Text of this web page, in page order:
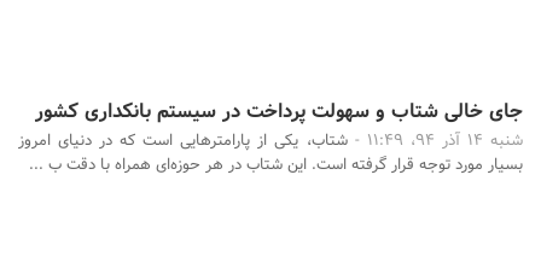
جای خالی شتاب و سهولت پرداخت در سیستم بانکداری کشور
شنبه 14 آذر 94، 11:49 -
شتاب، یکی از پارامترهایی است که در دنیای امروز
بسیار مورد توجه قرار گرفته است. این شتاب در هر حوزه‌ای همراه با دقت ب ...